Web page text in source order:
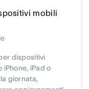
mobili
dispositivi
iPhone, iPad o
giornata,